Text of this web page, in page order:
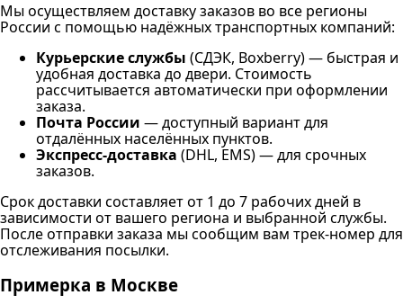
Мы осуществляем доставку заказов во все регионы
России с помощью надёжных транспортных компаний:
Курьерские службы (СДЭК, Boxberry) — быстрая и
удобная доставка до двери. Стоимость
рассчитывается автоматически при оформлении
заказа.
Почта России — доступный вариант для
отдалённых населённых пунктов.
Экспресс-доставка (DHL, EMS) — для срочных
заказов.
Срок доставки составляет от 1 до 7 рабочих дней в
зависимости от вашего региона и выбранной службы.
После отправки заказа мы сообщим вам трек-номер для
отслеживания посылки.
Примерка в Москве